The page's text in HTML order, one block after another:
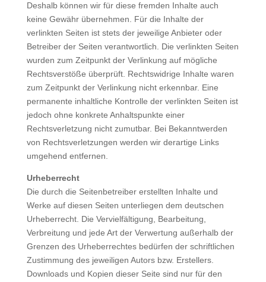
Deshalb können wir für diese fremden Inhalte auch
keine Gewähr übernehmen. Für die Inhalte der
verlinkten Seiten ist stets der jeweilige Anbieter oder
Betreiber der Seiten verantwortlich. Die verlinkten Seiten
wurden zum Zeitpunkt der Verlinkung auf mögliche
Rechtsverstöße überprüft. Rechtswidrige Inhalte waren
zum Zeitpunkt der Verlinkung nicht erkennbar. Eine
permanente inhaltliche Kontrolle der verlinkten Seiten ist
jedoch ohne konkrete Anhaltspunkte einer
Rechtsverletzung nicht zumutbar. Bei Bekanntwerden
von Rechtsverletzungen werden wir derartige Links
umgehend entfernen.
Urheberrecht
Die durch die Seitenbetreiber erstellten Inhalte und
Werke auf diesen Seiten unterliegen dem deutschen
Urheberrecht. Die Vervielfältigung, Bearbeitung,
Verbreitung und jede Art der Verwertung außerhalb der
Grenzen des Urheberrechtes bedürfen der schriftlichen
Zustimmung des jeweiligen Autors bzw. Erstellers.
Downloads und Kopien dieser Seite sind nur für den